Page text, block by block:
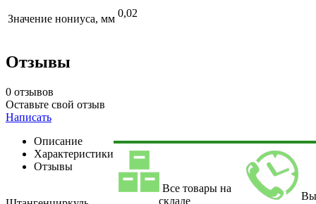
Значение нониуса, мм 0,02
Отзывы
0 отзывов
Оставьте свой отзыв
Написать
Описание
Характеристики
Отзывы
Все товары на
складе